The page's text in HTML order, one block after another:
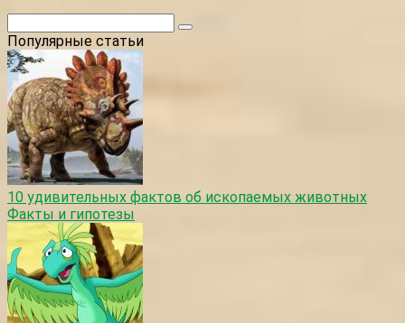
Популярные статьи
10 удивительных фактов об ископаемых животных
Факты и гипотезы